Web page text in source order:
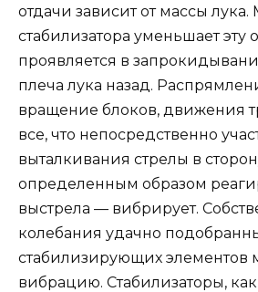
отдачи зависит от массы лука.
стабилизатора уменьшает эту
проявляется в
плеча лука назад.
вращение блоков, движения
все, что непосредственно
выталкивания стрелы в
определенным образом
выстрела — вибрирует.
колебания удачно
стабилизирующих элементов
вибрацию. Стабилизаторы,